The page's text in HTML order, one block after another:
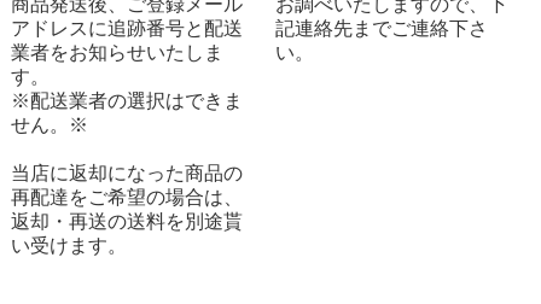
商品発送後、ご登録メール
アドレスに追跡番号と配送
業者をお知らせいたしま
す。
※配送業者の選択はできま
せん。※
当店に返却になった商品の
再配達をご希望の場合は、
返却・再送の送料を別途貰
い受けます。
お調べいたしますので、下
記連絡先までご連絡下さ
い。